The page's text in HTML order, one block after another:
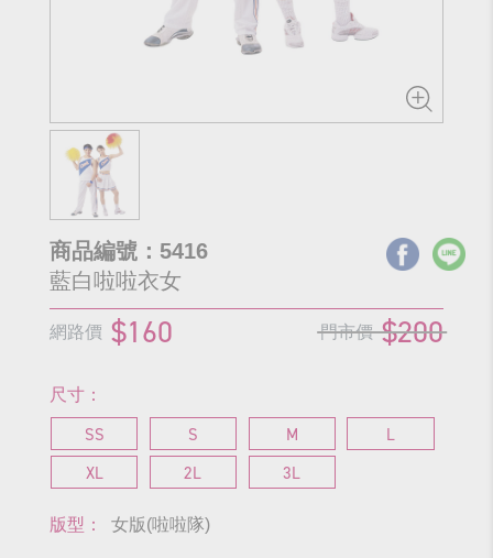
商品編號：5416
藍白啦啦衣女
網路價 $160 門市價 $200
尺寸：
SS S M
L
XL
2L 3L
版型： 女版(啦啦隊)